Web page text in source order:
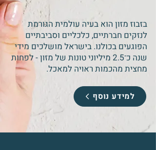
בזבוז מזון הוא בעיה עולמית הגורמת
לנזקים חברתיים, כלכליים וסביבתיים
הפוגעים בכולנו. בישראל מושלכים מידי
שנה כ־2.5 מיליוני טונות של מזון - לפחות
מחצית מהכמות ראויה למאכל.
למידע נוסף